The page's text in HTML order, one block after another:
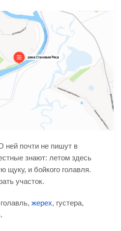
ней почти не пишут в
знают: летом здесь
щуку, и бойкого голавля.
участок.
жерех, густера,